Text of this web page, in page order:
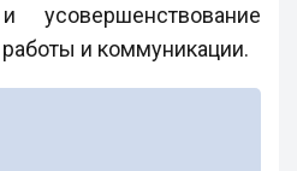
усовершенствование
и коммуникации.